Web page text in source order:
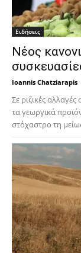
Ειδήσεις
Νέος
Ioannis Chatziarapis
Σε ριζικές
τα γεωργικά
στόχαστρο τη